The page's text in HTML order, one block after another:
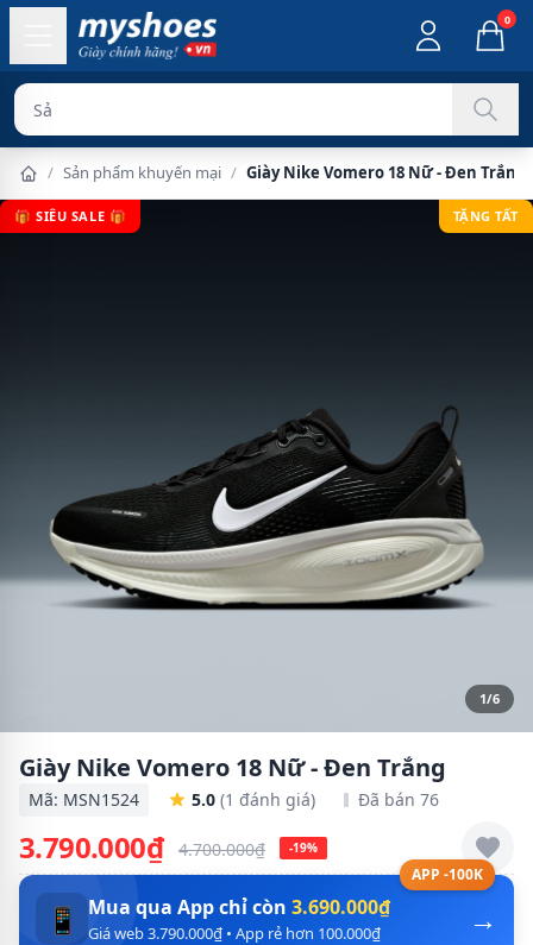
0
Sản phẩm chí
/ Sản phẩm khuyến mại / Giày Nike Vomero 18 Nữ - Đen Trắng
🎁 SIÊU SALE 🎁 TẶNG TẤT
1/6
Giày Nike Vomero 18 Nữ - Đen Trắng
Mã: MSN1524 5.0 (1 đánh giá) Đã bán 76
3.790.000₫ 4.700.000₫ -19%
APP -100K
→
📱 Mua qua App chỉ còn 3.690.000₫
Giá web 3.790.000₫ • App rẻ hơn 100.000₫